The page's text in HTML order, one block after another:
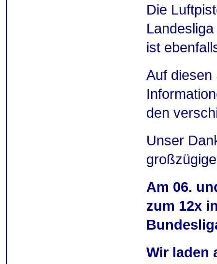
Die
ist
Auf diesen
den
Unser
Am 06.
zum 12x
Wir laden